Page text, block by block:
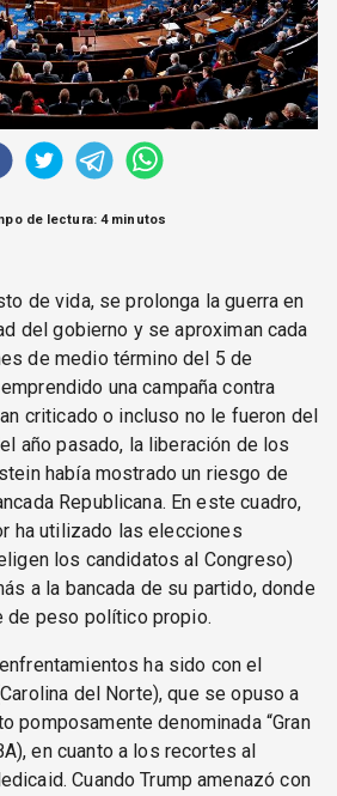
Obrera Revista
CONTACTO
de lectura: 4 minutos
de vida, se prolonga la guerra en
del gobierno y se aproximan cada
de medio término del 5 de
una campaña contra
criticado o incluso no le fueron del
año pasado, la liberación de los
había mostrado un riesgo de
Republicana. En este cuadro,
ha utilizado las elecciones
los candidatos al Congreso)
a la bancada de su partido, donde
de peso político propio.
ha sido con el
del Norte), que se opuso a
pomposamente denominada “Gran
en cuanto a los recortes al
Cuando Trump amenazó con